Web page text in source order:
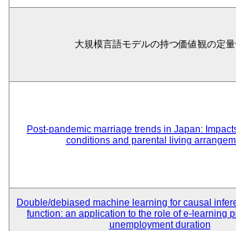
大規模言語モデルの持つ価値観の定
Post-pandemic marriage trends in Japan:
conditions and parental living
Double/debiased machine learning for causal
function: an application to the role of e-learning
unemployment duration